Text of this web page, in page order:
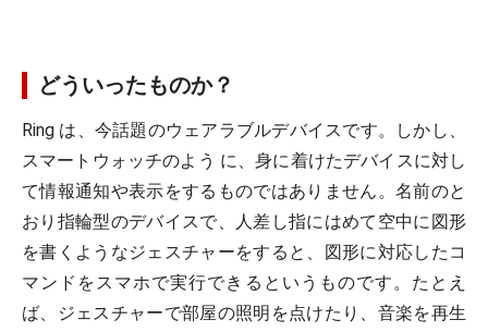
どういったものか？
Ring は、今話題のウェアラブルデバイスです。しかし、
スマートウォッチのよう に、身に着けたデバイスに対し
て情報通知や表示をするものではありません。名前のと
おり指輪型のデバイスで、人差し指にはめて空中に図形
を書くようなジェスチャーをすると、図形に対応したコ
マンドをスマホで実行できるというものです。たとえ
ば、ジェスチャーで部屋の照明を点けたり、音楽を再生